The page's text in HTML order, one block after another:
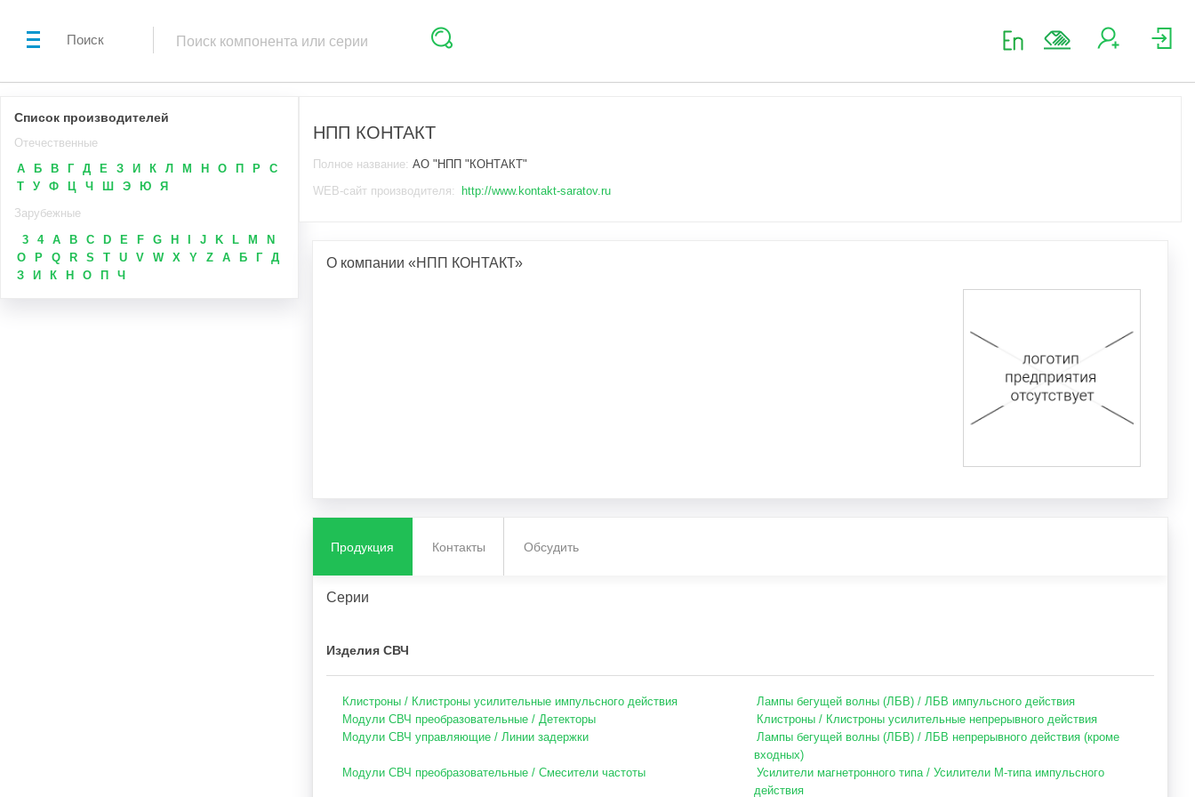
Поиск
Список производителей
Отечественные
А
Б В Г Д Е З И К Л М Н О П Р
С
Т
У Ф Ц Ч Ш Э Ю
Я
Зарубежные
3
4 A B C D E F G H J K L M
N
O
P Q R S T U V W X Y Z А Б Г
Д
З
И К Н О П Ч
НПП КОНТАКТ
Полное название: АО "НПП "КОНТАКТ"
WEB-сайт производителя:
http://www.kontakt-saratov.ru
О компании «НПП КОНТАКТ»
Продукция Контакты Обсудить
Серии
Изделия СВЧ
Клистроны / Клистроны усилительные импульсного действия
Лампы бегущей волны (ЛБВ) / ЛБВ импульсного действия
Модули СВЧ преобразовательные / Детекторы
Клистроны / Клистроны усилительные непрерывного действия
Модули СВЧ управляющие / Линии задержки
Лампы бегущей волны (ЛБВ) / ЛБВ непрерывного действия (кроме
входных)
Модули СВЧ преобразовательные / Смесители частоты
Усилители магнетронного типа / Усилители М-типа импульсного
действия